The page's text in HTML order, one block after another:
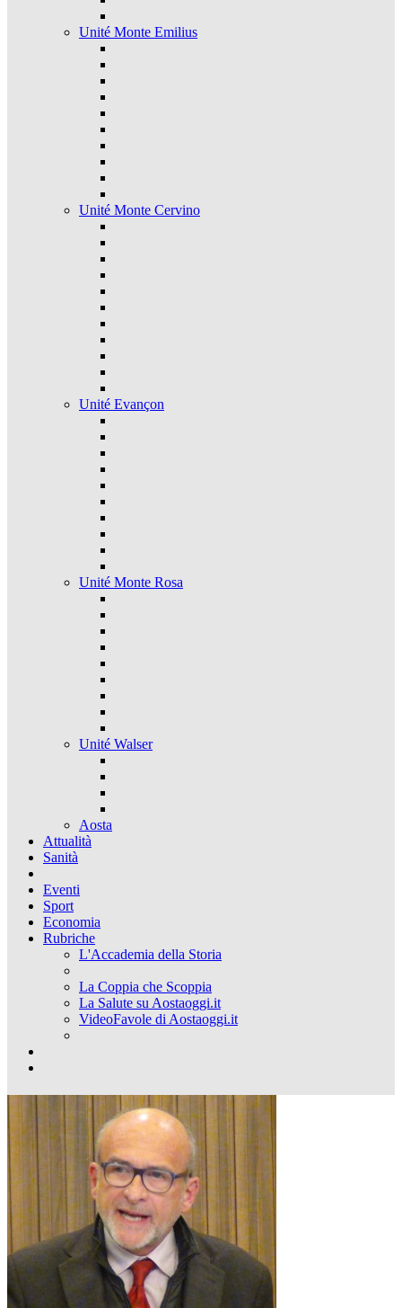
Unité Monte Emilius
Unité Monte Cervino
Unité Evançon
Unité Monte Rosa
Unité Walser
Aosta
Attualità
Sanità
Eventi
Sport
Economia
Rubriche
L'Accademia della Storia
La Coppia che Scoppia
La Salute su Aostaoggi.it
VideoFavole di Aostaoggi.it